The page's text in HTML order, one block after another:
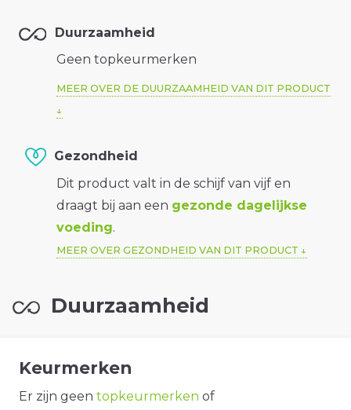
Duurzaamheid
Geen topkeurmerken
MEER OVER DE DUURZAAMHEID VAN DIT PRODUCT
Gezondheid
Dit product valt in de schijf van vijf en
draagt bij aan een gezonde dagelijkse
voeding.
MEER OVER GEZONDHEID VAN DIT PRODUCT
Duurzaamheid
Keurmerken
Er zijn geen topkeurmerken of